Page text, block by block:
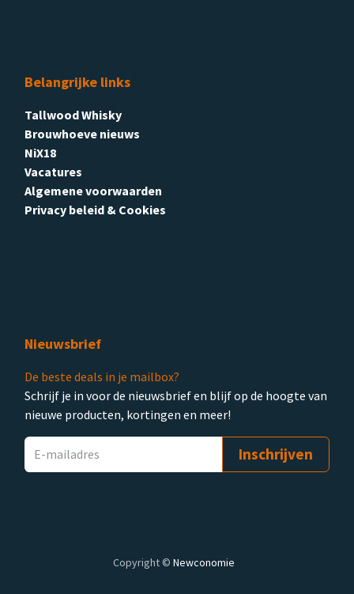
Belangrijke links
Tallwood Whisky
Brouwhoeve nieuws
NiX18
Vacatures
Algemene voorwaarden
Privacy beleid & Cookies
Nieuwsbrief
De beste deals in je mailbox?
Schrijf je in voor de nieuwsbrief en blijf op de hoogte van
nieuwe producten, kortingen en meer!
Inschrijven
Copyright © Newconomie